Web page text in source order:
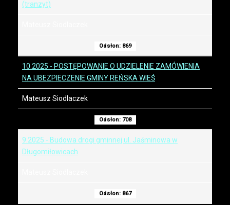
(tranzyt)
Odsłon: 869
10.2025 - POSTĘPOWANIE O UDZIELENIE ZAMÓWIENIA
NA UBEZPIECZENIE GMINY REŃSKA WIEŚ
Mateusz Siodlaczek
Odsłon: 708
9.2025 - Budowa drogi gminnej ul. Jaśminowa w
Długomiłowicach
Odsłon: 867